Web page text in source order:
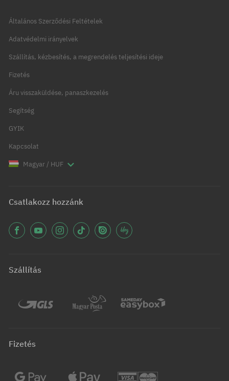
Általános Szerződési Feltételek
Adatvédelmi irányelvek
Szállítás, kézbesítés, a megrendelés teljesítési ideje
Fizetés
Áru visszaküldése, panaszkezelés
Segítség
GYIK
Kapcsolat
Magyar / HUF
Csatlakozz hozzánk
Szállítás
Fizetés